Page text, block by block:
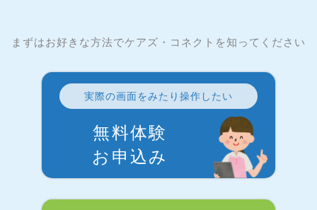
まずはお好きな方法でケアズ・コネクトを知ってください
実際の画面をみたり操作したい
無料体験
お申込み